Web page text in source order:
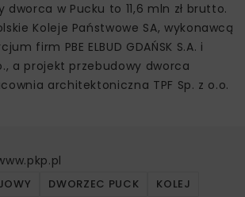
dworca w Pucku to 11,6 mln zł brutto.
Koleje Państwowe SA, wykonawcą
firm PBE ELBUD GDAŃSK S.A. i
a projekt przebudowy dworca
architektoniczna TPF Sp. z o.o.
DWORZEC PUCK
KOLEJ